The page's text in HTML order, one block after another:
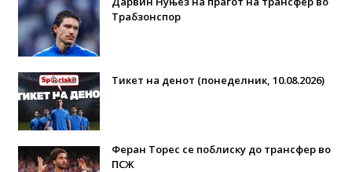
Трабзонспор
Тикет на денот (понеделник, 10.08.2026)
Феран Торес се поблиску до трансфер во
ПСЖ